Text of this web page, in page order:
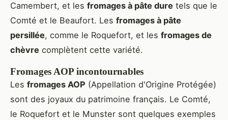
Camembert, et les fromages à pâte dure tels que le
Comté et le Beaufort. Les fromages à pâte
persillée, comme le Roquefort, et les fromages de
chèvre complètent cette variété.
Fromages AOP incontournables
Les fromages AOP (Appellation d'Origine Protégée)
sont des joyaux du patrimoine français. Le Comté,
le Roquefort et le Munster sont quelques exemples